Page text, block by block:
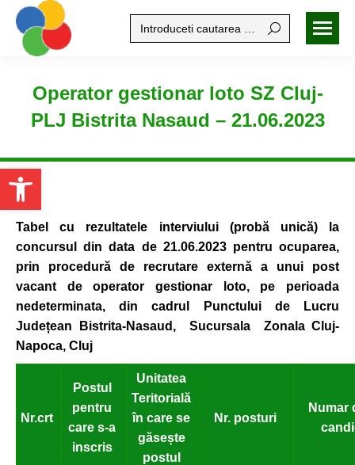
Open toolbar
Search:
Operator gestionar loto SZ Cluj-
PLJ Bistrita Nasaud – 21.06.2023
Tabel cu rezultatele interviului (probă unică)
la
concursul din data de 21.06.2023 pentru ocuparea,
prin procedură de recrutare externă a unui post
vacant de operator gestionar loto, pe perioada
nedeterminata, din cadrul Punctului de Lucru
Județean Bistrita-Nasaud,
Sucursala Zonala Cluj-
Napoca, Cluj
Nr.crt
Postul
pentru
care s-a
inscris
Unitatea
Teritorială
în care se
găsește
postul
Nr. posturi
Numar